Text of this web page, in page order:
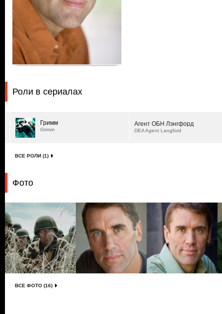
Роли в сериалах
Гримм
Grimm
Агент ОБН Лэнгфорд
DEA Agent Langford
ВСЕ РОЛИ (1)
Фото
ВСЕ ФОТО (16)